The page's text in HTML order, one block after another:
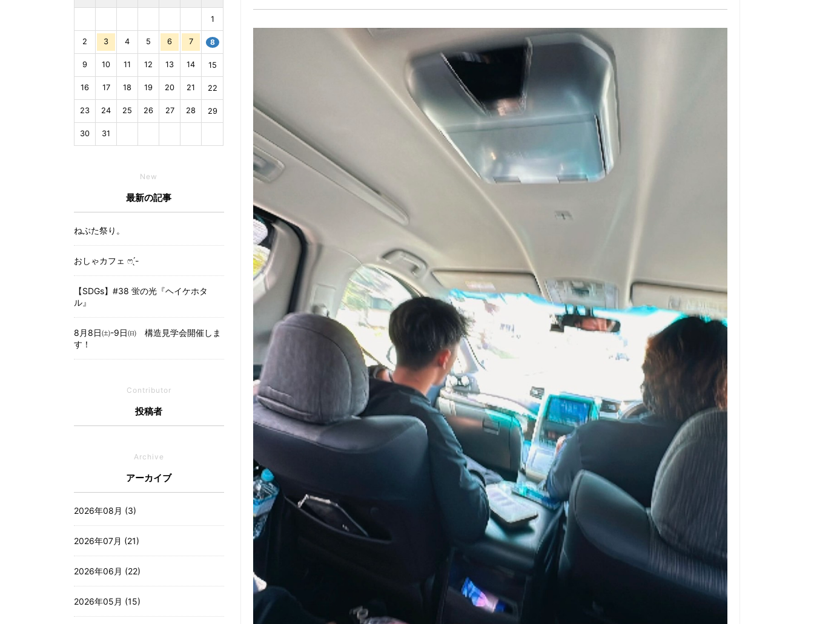
1
2 3 4 5 6 7 8
9 10 11 12 13 14 15
16 17 18 19 20 21 22
23 24 25 26 27 28 29
30 31
New
最新の記事
ねぶた祭り。
おしゃカフェ ෆ ̖́-
【SDGs】#38 蛍の光『ヘイケホタ
ル』
8月8日㈯-9日㈰ 構造見学会開催しま
す！
Contributor
投稿者
Archive
アーカイブ
2026年08月 (3)
2026年07月 (21)
2026年06月 (22)
2026年05月 (15)